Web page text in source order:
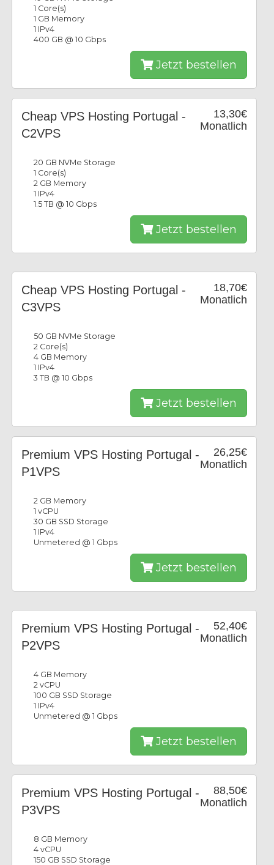
1 Core(s)
1 GB Memory
1 IPv4
400 GB @ 10 Gbps
Jetzt bestellen
13,30€
Monatlich
Cheap VPS Hosting Portugal -
C2VPS
20 GB NVMe Storage
1 Core(s)
2 GB Memory
1 IPv4
1.5 TB @ 10 Gbps
Jetzt bestellen
18,70€
Monatlich
Cheap VPS Hosting Portugal -
C3VPS
50 GB NVMe Storage
2 Core(s)
4 GB Memory
1 IPv4
3 TB @ 10 Gbps
Jetzt bestellen
26,25€
Monatlich
Premium VPS Hosting Portugal -
P1VPS
2 GB Memory
1 vCPU
30 GB SSD Storage
1 IPv4
Unmetered @ 1 Gbps
Jetzt bestellen
52,40€
Monatlich
Premium VPS Hosting Portugal -
P2VPS
4 GB Memory
2 vCPU
100 GB SSD Storage
1 IPv4
Unmetered @ 1 Gbps
Jetzt bestellen
88,50€
Monatlich
Premium VPS Hosting Portugal -
P3VPS
8 GB Memory
4 vCPU
150 GB SSD Storage